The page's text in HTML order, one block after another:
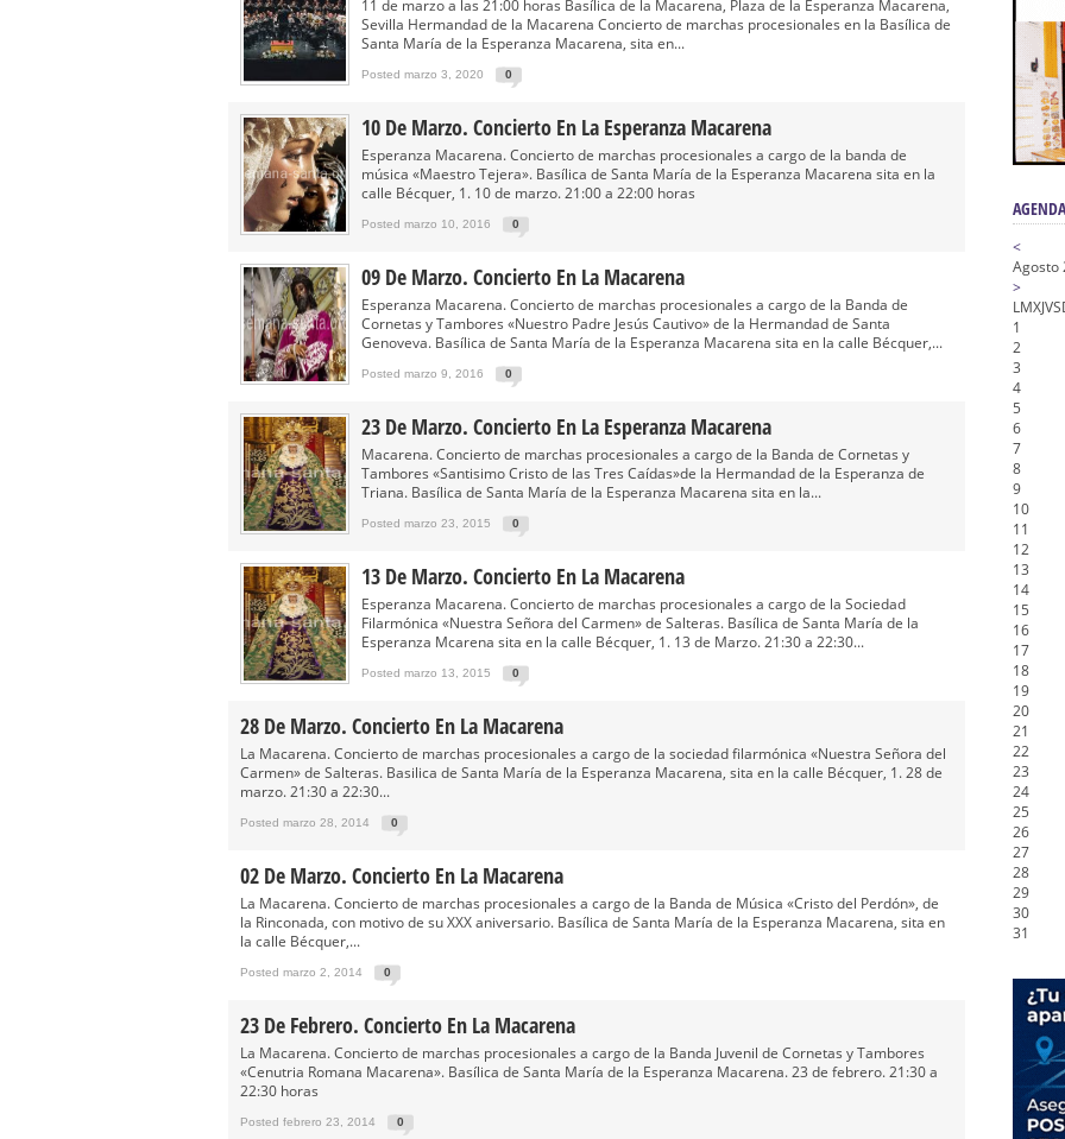
Solemne y devoto Besamanos en honor de María Santísima en su Soledad – San Lorenzo
Función Principal de Instituto a la Virgen del Valle
Besapié y Besamano en la Quinta Angustia
Gitanos: Besamanos del Señor de la Salud
Besamanos del Señor de la Divina Misericordia, Vía Crucis y Traslado – Siete Palabras
11 de marzo a las 21:00 horas Basílica de la Macarena, Plaza de la Esperanza Macarena,
Sevilla Hermandad de la Macarena Concierto de marchas procesionales en la Basílica de
Santa María de la Esperanza Macarena, sita en...
Posted marzo 3, 2020 0
10 De Marzo. Concierto En La Esperanza Macarena
Esperanza Macarena. Concierto de marchas procesionales a cargo de la banda de
música «Maestro Tejera». Basílica de Santa María de la Esperanza Macarena sita en la
calle Bécquer, 1. 10 de marzo. 21:00 a 22:00 horas
Posted marzo 10, 2016 0
09 De Marzo. Concierto En La Macarena
Esperanza Macarena. Concierto de marchas procesionales a cargo de la Banda de
Cornetas y Tambores «Nuestro Padre Jesús Cautivo» de la Hermandad de Santa
Genoveva. Basílica de Santa María de la Esperanza Macarena sita en la calle Bécquer,...
Posted marzo 9, 2016 0
23 De Marzo. Concierto En La Esperanza Macarena
Macarena. Concierto de marchas procesionales a cargo de la Banda de Cornetas y
Tambores «Santisimo Cristo de las Tres Caídas»de la Hermandad de la Esperanza de
Triana. Basílica de Santa María de la Esperanza Macarena sita en la...
Posted marzo 23, 2015 0
13 De Marzo. Concierto En La Macarena
Esperanza Macarena. Concierto de marchas procesionales a cargo de la Sociedad
Filarmónica «Nuestra Señora del Carmen» de Salteras. Basílica de Santa María de la
Esperanza Mcarena sita en la calle Bécquer, 1. 13 de Marzo. 21:30 a 22:30...
Posted marzo 13, 2015 0
28 De Marzo. Concierto En La Macarena
La Macarena. Concierto de marchas procesionales a cargo de la sociedad filarmónica «Nuestra Señora del
Carmen» de Salteras. Basilica de Santa María de la Esperanza Macarena, sita en la calle Bécquer, 1. 28 de
marzo. 21:30 a 22:30...
Posted marzo 28, 2014 0
02 De Marzo. Concierto En La Macarena
La Macarena. Concierto de marchas procesionales a cargo de la Banda de Música «Cristo del Perdón», de
la Rinconada, con motivo de su XXX aniversario. Basílica de Santa María de la Esperanza Macarena, sita en
la calle Bécquer,...
Posted marzo 2, 2014 0
23 De Febrero. Concierto En La Macarena
La Macarena. Concierto de marchas procesionales a cargo de la Banda Juvenil de Cornetas y Tambores
«Cenutria Romana Macarena». Basílica de Santa María de la Esperanza Macarena. 23 de febrero. 21:30 a
22:30 horas
Posted febrero 23, 2014 0
<
Agosto
>
LMXJVS
1
2
3
4
5
6
7
8
9
10
11
12
13
14
15
16
17
18
19
20
21
22
23
24
25
26
27
28
29
30
31